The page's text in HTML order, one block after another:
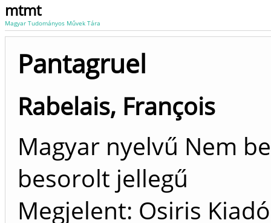
mtmt
Magyar Tudományos Művek Tára
Pantagruel
Rabelais, François
Magyar nyelvű Nem
besorolt jellegű
Megjelent: Osiris